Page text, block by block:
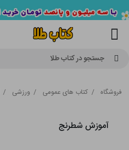
جستجو در کتاب طلا
فروشگاه / کتاب های عمومی / ورزشی /
آموزش شطرنج